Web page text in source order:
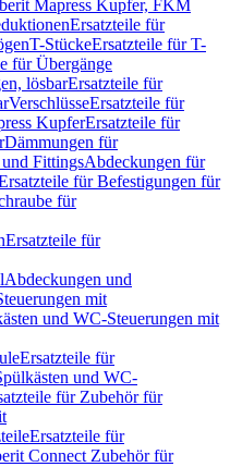
Mapress Kupfer, FKM
Ersatzteile für
T-StückeErsatzteile für T-
für Übergänge
lösbarErsatzteile für
VerschlüsseErsatzteile für
KupferErsatzteile für
Dämmungen für
FittingsAbdeckungen für
für Befestigungen für
für
Ersatzteile für
Abdeckungen und
mit
und WC-Steuerungen mit
Ersatzteile für
und WC-
für Zubehör für
Ersatzteile für
Connect Zubehör für